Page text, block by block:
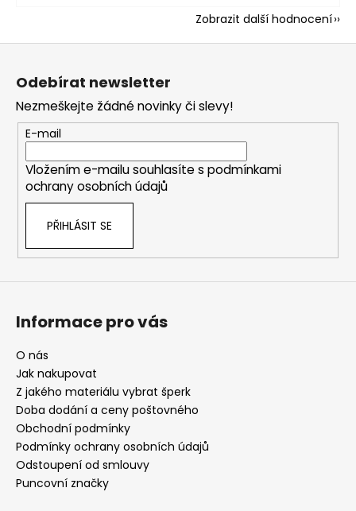
Zobrazit další hodnocení
Z
Odebírat newsletter
Nezmeškejte žádné novinky či slevy!
E-mail
Vložením e-mailu souhlasíte s podmínkami
ochrany osobních údajů
PŘIHLÁSIT SE
Informace pro vás
O nás
Jak nakupovat
Z jakého materiálu vybrat šperk
Doba dodání a ceny poštovného
Obchodní podmínky
Podmínky ochrany osobních údajů
Odstoupení od smlouvy
Puncovní značky